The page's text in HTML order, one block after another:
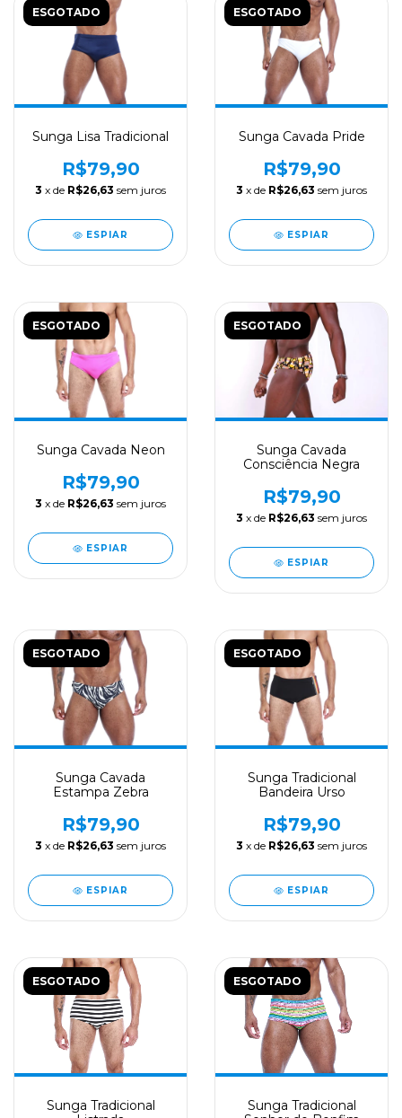
ESGOTADO
Sunga Lisa Tradicional
R$79,90
3 x de R$26,63 sem juros
ESPIAR
ESGOTADO
Sunga Cavada Pride
R$79,90
3 x de R$26,63 sem juros
ESPIAR
ESGOTADO
Sunga Cavada Neon
R$79,90
3 x de R$26,63 sem juros
ESPIAR
ESGOTADO
Sunga Cavada
Consciência Negra
R$79,90
3 x de R$26,63 sem juros
ESPIAR
ESGOTADO
Sunga Cavada
Estampa Zebra
R$79,90
3 x de R$26,63 sem juros
ESPIAR
ESGOTADO
Sunga Tradicional
Bandeira Urso
R$79,90
3 x de R$26,63 sem juros
ESPIAR
ESGOTADO
Sunga Tradicional
ESGOTADO
Sunga Tradicional